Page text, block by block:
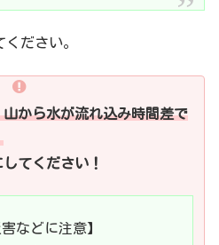
ださい。
から水が流れ込み時間差で
てください！
などに注意】